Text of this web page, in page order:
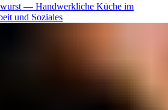
— Handwerkliche Küche im
und Soziales